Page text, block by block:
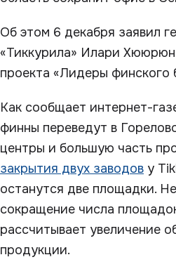
Об этом 6 декабря заявил
«Тиккурила» Илари
проекта «Лидеры финского
Как сообщает интернет-
финны переведут в
центры и большую часть
закрытия двух заводов у
останутся две площадки.
сокращение числа
рассчитывает увеличение
продукции.